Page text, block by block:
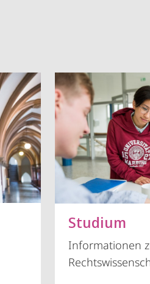
Studium
Informationen